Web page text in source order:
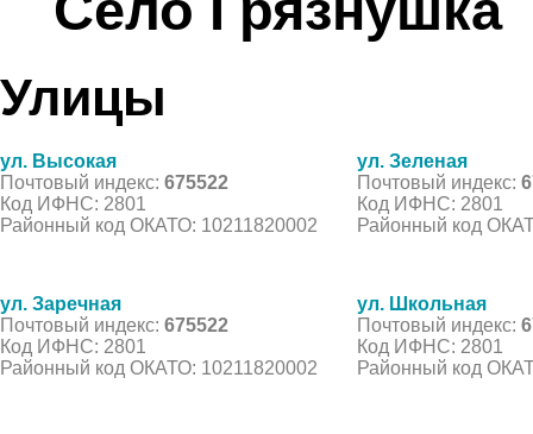
Улицы
ул. Высокая
Почтовый индекс: 675522
Код ИФНС: 2801
Районный код ОКАТО: 10211820002
ул. Зеленая
Почтовый индекс:
Код ИФНС: 2801
Районный код
ул. Заречная
Почтовый индекс: 675522
Код ИФНС: 2801
Районный код ОКАТО: 10211820002
ул. Школьная
Почтовый индекс:
Код ИФНС: 2801
Районный код